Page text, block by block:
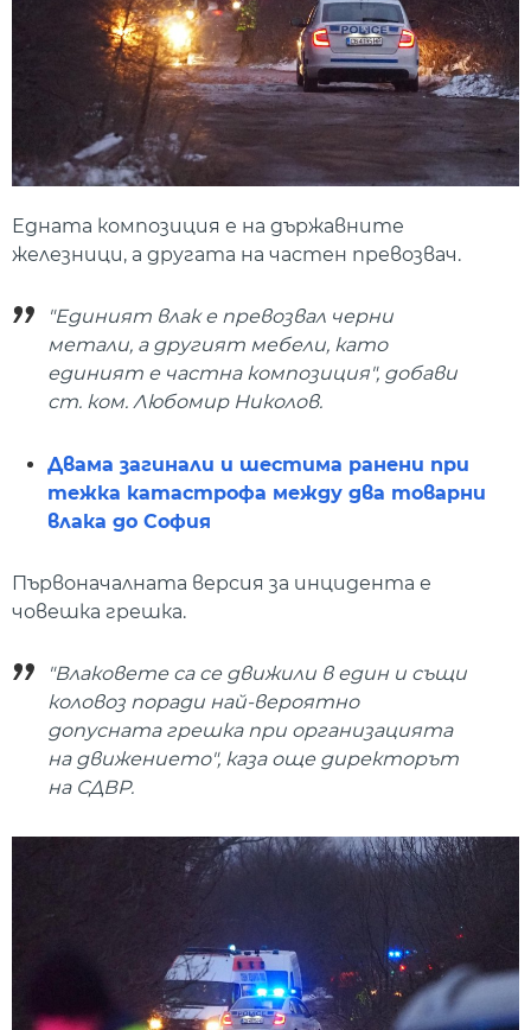
Едната композиция е на държавните
железници, а другата на частен превозвач.
"Единият влак е превозвал черни
метали, а другият мебели, като
единият е частна композиция", добави
ст. ком. Любомир Николов.
Двама загинали и шестима ранени при
тежка катастрофа между два товарни
влака до София
Първоначалната версия за инцидента е
човешка грешка.
"Влаковете са се движили в един и същи
коловоз поради най-вероятно
допусната грешка при организацията
на движението", каза още директорът
на СДВР.